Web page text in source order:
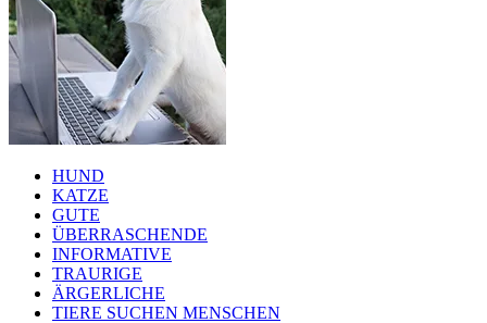
HUND
KATZE
GUTE
ÜBERRASCHENDE
INFORMATIVE
TRAURIGE
ÄRGERLICHE
TIERE SUCHEN MENSCHEN